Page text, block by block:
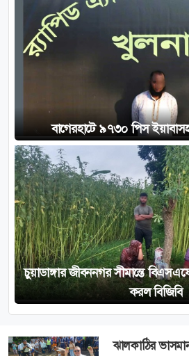
বাগেরহাটে ৯৭৩০ পিস ইয়াবাসহ
চুয়াডাঙ্গার জীবননগর সীমান্তে
করল বিজিবি
ঝালকাঠির